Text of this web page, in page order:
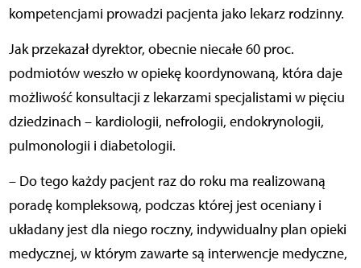
kompetencjami prowadzi pacjenta jako lekarz rodzinny.
Jak przekazał dyrektor, obecnie niecałe 60 proc.
podmiotów weszło w opiekę koordynowaną, która daje
możliwość konsultacji z lekarzami specjalistami w pięciu
dziedzinach – kardiologii, nefrologii, endokrynologii,
pulmonologii i diabetologii.
– Do tego każdy pacjent raz do roku ma realizowaną
poradę kompleksową, podczas której jest oceniany i
układany jest dla niego roczny, indywidualny plan opieki
medycznej, w którym zawarte są interwencje medyczne,